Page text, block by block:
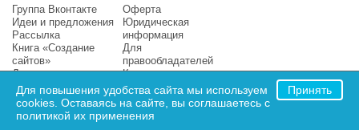
Группа Вконтакте
Идеи и предложения
Рассылка
Книга «Создание
сайтов»
Доска почета
Рейтинг сайтов
Оферта
Юридическая
информация
Для
правообладателей
Контактная
информация
© 2026 Конструктор сайтовSetup.ru
Принять
Для повышения удобства сайта мы используем
cookies. Оставаясь на сайте, вы соглашаетесь с
политикой их применения